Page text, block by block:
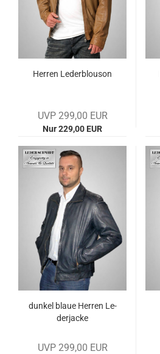
Her­ren Le­derblou­son
UVP 299,00 EUR
Nur 229,00 EUR
dun­kel blaue Her­ren Le­
der­ja­cke
UVP 299,00 EUR